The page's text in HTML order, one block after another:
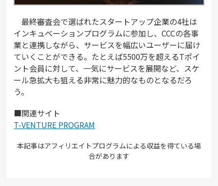
最終審査会で選ばれたスタートアップ企業の4社は
インキュベーションプログラムに参加し、CCCの各事
業と連携しながら、サービスを幅広いユーザーに届け
ていくことができる。たとえば5500万を超えるTポイ
ント会員に対して、一気にサービスを展開など、スケ
ール急拡大も狙える非常に魅力的なものとなるだろ
う。
■関連サイト
T-VENTURE PROGRAM
本記事はアフィリエイトプログラムによる収益を得ている場
合があります